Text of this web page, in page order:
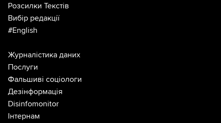
Розсилки Текстів
Вибір редакції
#English
Журналістика даних
Послуги
Фальшиві соціологи
Дезінформація
Disinfomonitor
Інтернам